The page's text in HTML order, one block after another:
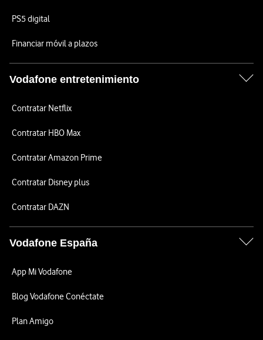
PS5 digital
Financiar móvil a plazos
Vodafone entretenimiento
Contratar Netflix
Contratar HBO Max
Contratar Amazon Prime
Contratar Disney plus
Contratar DAZN
Vodafone España
App Mi Vodafone
Blog Vodafone Conéctate
Plan Amigo